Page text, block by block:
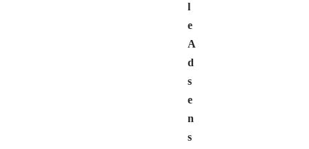
l
e
A
d
s
e
n
s